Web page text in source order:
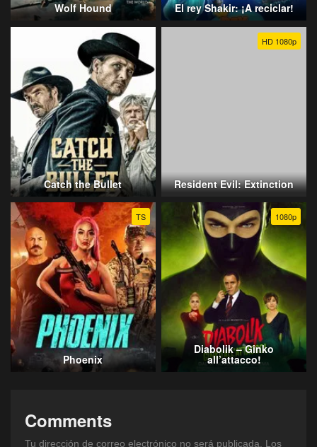
Wolf Hound El rey Shakir: ¡A reciclar!
Catch the Bullet
HD 1080p
Resident Evil: Extinction
TS
Phoenix
1080p
Diabolik – Ginko
all’attacco!
Comments
Tu dirección de correo electrónico no será publicada.
Los